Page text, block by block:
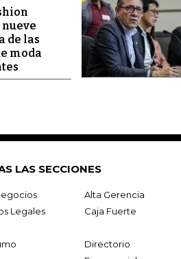
de las
moda
LAS SECCIONES
Alta Gerencia
Legales
Caja Fuerte
Directorio